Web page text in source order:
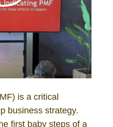
is a critical
business strategy.
first baby steps of a